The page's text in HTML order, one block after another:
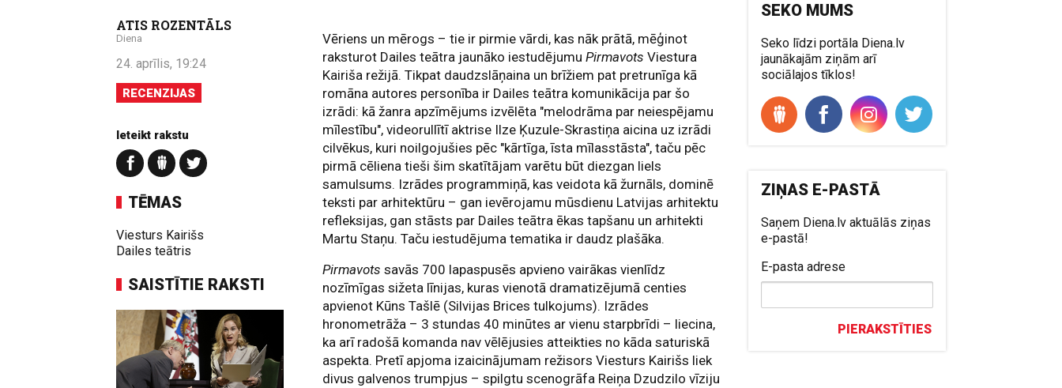
ATIS ROZENTĀLS
Diena
24. aprīlis, 19:24
RECENZIJAS
Ieteikt rakstu
TĒMAS
Viesturs Kairišs
Dailes teātris
SAISTĪTIE RAKSTI
Vēriens un mērogs – tie ir pirmie vārdi, kas nāk prātā, mēģinot
raksturot Dailes teātra jaunāko iestudējumu PirmavotsViestura
Kairiša režijā. Tikpat daudzslāņaina un brīžiem pat pretrunīga kā
romāna autores personība ir Dailes teātra komunikācija par šo
izrādi: kā žanra apzīmējums izvēlēta "melodrāma par neiespējamu
mīlestību", videorullītī aktrise Ilze Ķuzule-Skrastiņa aicina uz izrādi
cilvēkus, kuri noilgojušies pēc "kārtīga, īsta mīlasstāsta", taču pēc
pirmā cēliena tieši šim skatītājam varētu būt diezgan liels
samulsums. Izrādes programmiņā, kas veidota kā žurnāls, dominē
teksti par arhitektūru – gan ievērojamu mūsdienu Latvijas arhitektu
refleksijas, gan stāsts par Dailes teātra ēkas tapšanu un arhitekti
Martu Staņu. Taču iestudējuma tematika ir daudz plašāka.
Pirmavots savās 700 lapaspusēs apvieno vairākas vienlīdz
nozīmīgas sižeta līnijas, kuras vienotā dramatizējumā centies
apvienot Kūns Tašlē (Silvijas Brices tulkojums). Izrādes
hronometrāža – 3 stundas 40 minūtes ar vienu starpbrīdi – liecina,
ka arī radošā komanda nav vēlējusies atteikties no kāda saturiskā
aspekta. Pretī apjoma izaicinājumam režisors Viesturs Kairišs liek
divus galvenos trumpjus – spilgtu scenogrāfa Reiņa Dzudzilo vīziju
SEKO MUMS
Seko līdzi portāla Diena.lv
jaunākajām ziņām arī
sociālajos tīklos!
ZIŅAS E-PASTĀ
Saņem Diena.lv aktuālās ziņas
e-pastā!
E-pasta adrese
PIERAKSTĪTIES